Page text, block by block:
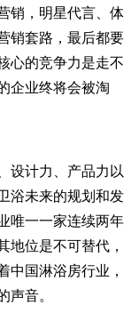
销，明星代言、体
销套路，最后都要
心的竞争力是走不
企业终将会被淘
设计力、产品力以
浴未来的规划和发
唯一一家连续两年
地位是不可替代，
中国淋浴房行业，
声音。